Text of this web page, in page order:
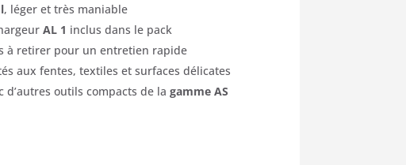
, léger et très maniable
AL 1 inclus dans le pack
à retirer pour un entretien rapide
aux fentes, textiles et surfaces délicates
d’autres outils compacts de la gamme AS